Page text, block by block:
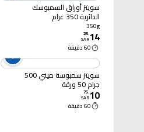
سويتز أوراق السمبوسك
الدائرية 350 غرام.
350g
14
.
25
SAR
60 دقيقة
سويتز سمبوسة ميني 500
جرام 50 ورقة
10
.
75
SAR
60 دقيقة